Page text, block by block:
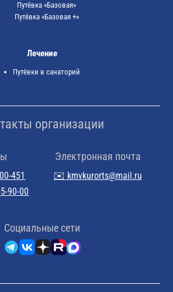
Путёвка «Базовая»
Путёвка «Базовая +»
Лечение
Путёвки в санаторий
организации
451
90-00
Электронная почта
✉️ kmvkurorts@mail.ru
Cоциальные сети